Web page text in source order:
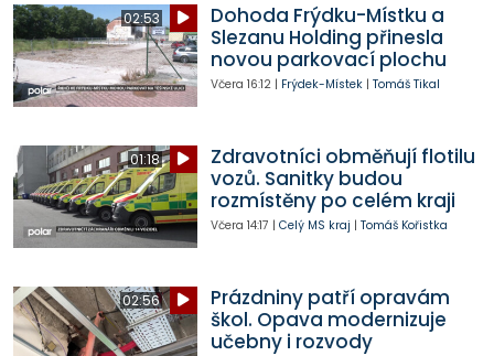
02:53
Dohoda Frýdku-Místku a
Slezanu Holding přinesla
novou parkovací plochu
Včera 16:12| Frýdek-Místek| Tomáš Tikal
01:18
Zdravotníci obměňují flotilu
vozů. Sanitky budou
rozmístěny po celém kraji
Včera 14:17 | Celý MS kraj | Tomáš Kořistka
02:56
Prázdniny patří opravám
škol. Opava modernizuje
učebny i rozvody